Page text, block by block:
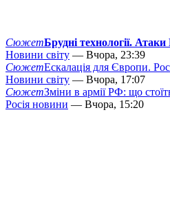
СюжетБрудні технології.
Новини світу — Вчора, 23:39
СюжетЕскалація для Європи.
Новини світу — Вчора, 17:07
СюжетЗміни в армії РФ: що
Росія новини — Вчора, 15:20